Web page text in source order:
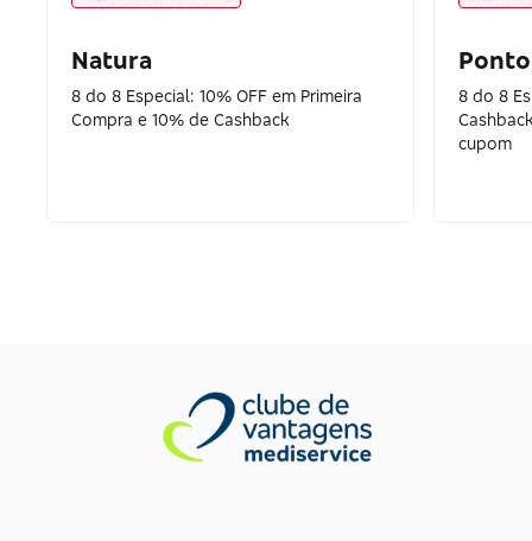
Natura
8 do 8 Especial: 10% OFF em Primeira
Compra e 10% de Cashback
8 do 8
cupom